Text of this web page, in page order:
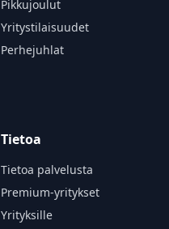
Pikkujoulut
Yritystilaisuudet
Perhejuhlat
Tietoa
Tietoa palvelusta
Premium-yritykset
Yrityksille